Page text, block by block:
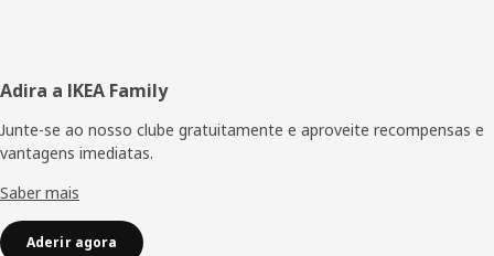
Rodapé
Adira a IKEA Family
Junte-se ao nosso clube gratuitamente e aproveite recompensas e
vantagens imediatas.
Saber mais
Aderir agora